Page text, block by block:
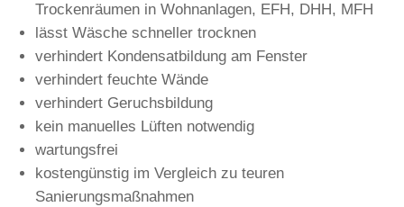
Trockenräumen in Wohnanlagen, EFH, DHH, MFH
lässt Wäsche schneller trocknen
verhindert Kondensatbildung am Fenster
verhindert feuchte Wände
verhindert Geruchsbildung
kein manuelles Lüften notwendig
wartungsfrei
kostengünstig im Vergleich zu teuren
Sanierungsmaßnahmen